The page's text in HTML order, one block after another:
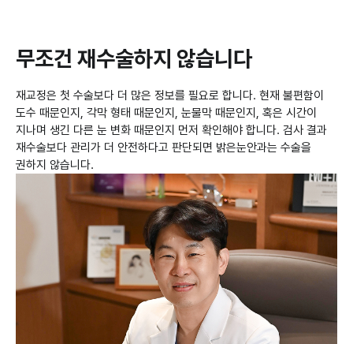
무조건 재수술하지 않습니다
재교정은 첫 수술보다 더 많은 정보를 필요로 합니다. 현재 불편함이
도수 때문인지, 각막 형태 때문인지, 눈물막 때문인지, 혹은 시간이
지나며 생긴 다른 눈 변화 때문인지 먼저 확인해야 합니다. 검사 결과
재수술보다 관리가 더 안전하다고 판단되면 밝은눈안과는 수술을
권하지 않습니다.